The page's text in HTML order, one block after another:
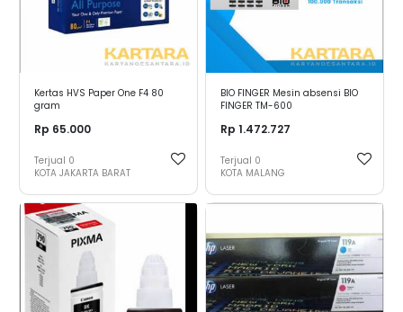
Kertas HVS Paper One F4 80
gram
Rp 65.000
Terjual 0
KOTA JAKARTA BARAT
BIO FINGER Mesin absensi BIO
FINGER TM-600
Rp 1.472.727
Terjual 0
KOTA MALANG